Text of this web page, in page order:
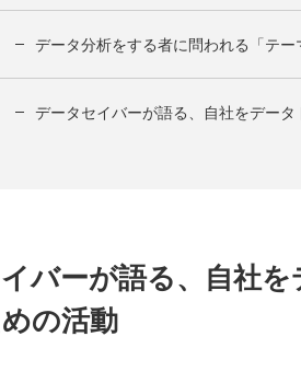
データ分析をする者に問われる「テー
データセイバーが語る、自社をデー
バーが語る、自社
の活動